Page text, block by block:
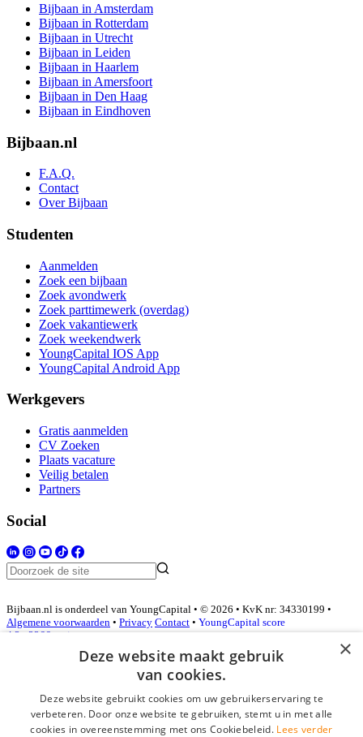
Bijbaan in Amsterdam
Bijbaan in Rotterdam
Bijbaan in Utrecht
Bijbaan in Leiden
Bijbaan in Haarlem
Bijbaan in Amersfoort
Bijbaan in Den Haag
Bijbaan in Eindhoven
Bijbaan.nl
F.A.Q.
Contact
Over Bijbaan
Studenten
Aanmelden
Zoek een bijbaan
Zoek avondwerk
Zoek parttimewerk (overdag)
Zoek vakantiewerk
Zoek weekendwerk
YoungCapital IOS App
YoungCapital Android App
Werkgevers
Gratis aanmelden
CV Zoeken
Plaats vacature
Veilig betalen
Partners
Social
Bijbaan.nl is onderdeel van YoungCapital • © 2026 • KvK nr: 34330199 •
Algemene voorwaarden • Privacy Contact • YoungCapital score
4.3 - 3366 reviews
Inloggen als bedrijf
*
×
Deze website maakt gebruik
van cookies.
Deze website gebruikt cookies om uw gebruikerservaring te
verbeteren. Door onze website te gebruiken, stemt u in met alle
cookies in overeenstemming met ons Cookiebeleid. Lees verder